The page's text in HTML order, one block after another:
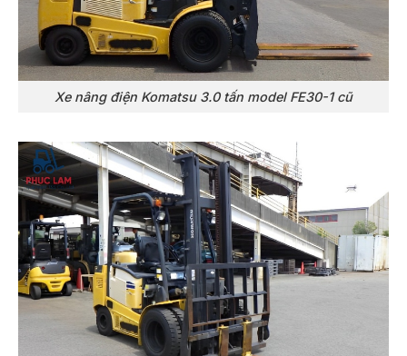
Xe nâng điện Komatsu 3.0 tấn model FE30-1 cũ